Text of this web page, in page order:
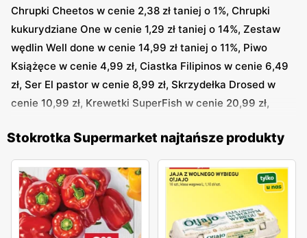
Chrupki Cheetos w cenie 2,38 zł taniej o 1%, Chrupki
kukurydziane One w cenie 1,29 zł taniej o 14%, Zestaw
wędlin Well done w cenie 14,99 zł taniej o 11%, Piwo
Książęce w cenie 4,99 zł, Ciastka Filipinos w cenie 6,49
zł, Ser El pastor w cenie 8,99 zł, Skrzydełka Drosed w
cenie 10,99 zł, Krewetki SuperFish w cenie 20,99 zł,
oferta pełna świeżości - Stokrotka w dniach 2026-08-06
- 2026-08-12 zwróć uwagę na atrakcyjne produkty: Filet
z piersi indyka Polski w cenie 19,98 zł taniej o 1%, Pasztet
Indykpol w cenie 1,69 zł taniej o 11%, Tatar wołowy w
Stokrotka Supermarket najtańsze produkty